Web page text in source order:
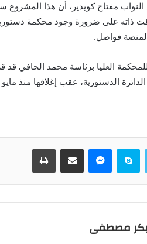
مفتاح كويدير، أن هذا المشروع
ذاته على ضرورة وجود محكمة
لمنصة فواصل.
الدستورية، عقب إغلاقها منذ مايو 2016.
تويتر سكايب ماسنجر مشاركة عبر البريد طباعة
مصطفى